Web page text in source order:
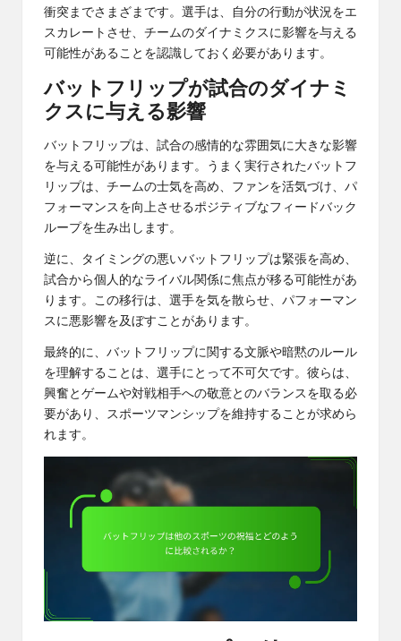
衝突までさまざまです。選手は、自分の行動が状況をエ
スカレートさせ、チームのダイナミクスに影響を与える
可能性があることを認識しておく必要があります。
バットフリップが試合のダイナミ
クスに与える影響
バットフリップは、試合の感情的な雰囲気に大きな影響
を与える可能性があります。うまく実行されたバットフ
リップは、チームの士気を高め、ファンを活気づけ、パ
フォーマンスを向上させるポジティブなフィードバック
ループを生み出します。
逆に、タイミングの悪いバットフリップは緊張を高め、
試合から個人的なライバル関係に焦点が移る可能性があ
ります。この移行は、選手を気を散らせ、パフォーマン
スに悪影響を及ぼすことがあります。
最終的に、バットフリップに関する文脈や暗黙のルール
を理解することは、選手にとって不可欠です。彼らは、
興奮とゲームや対戦相手への敬意とのバランスを取る必
要があり、スポーツマンシップを維持することが求めら
れます。